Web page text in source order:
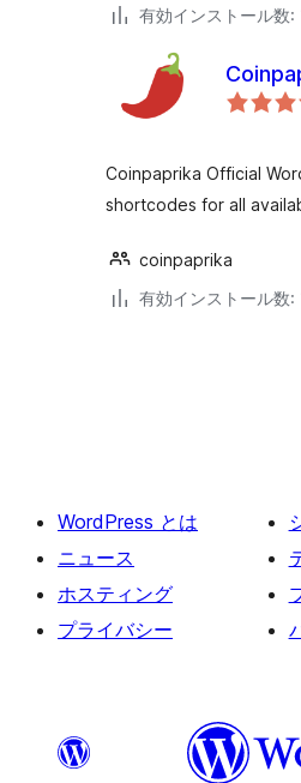
有効インストール数:
Coinpaprika Official
shortcodes for all
coinpaprika
有効インストール数:
ジ
送
り
WordPress とは
ニュース
ホスティング
プライバシー